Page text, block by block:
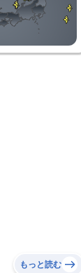
三郷市彦成
引沢
小川町北東
もっと読む